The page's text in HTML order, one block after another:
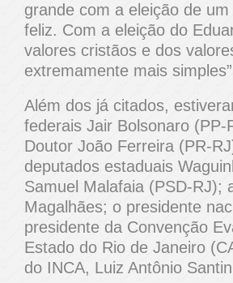
grande com a eleição de
feliz. Com a eleição do
valores cristãos e dos
extremamente mais
Além dos já citados,
federais Jair Bolsonaro
Doutor João Ferreira (PR-
deputados estaduais
Samuel Malafaia (PSD-RJ);
Magalhães; o presidente
presidente da Convenção
Estado do Rio de Janeiro
do INCA, Luiz Antônio